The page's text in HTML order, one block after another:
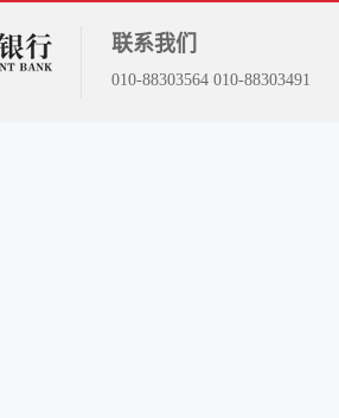
联系我们
010-88303564 010-88303491